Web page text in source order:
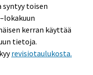
toisen
kerran käyttää
tietoja.
revisiotaulukosta.